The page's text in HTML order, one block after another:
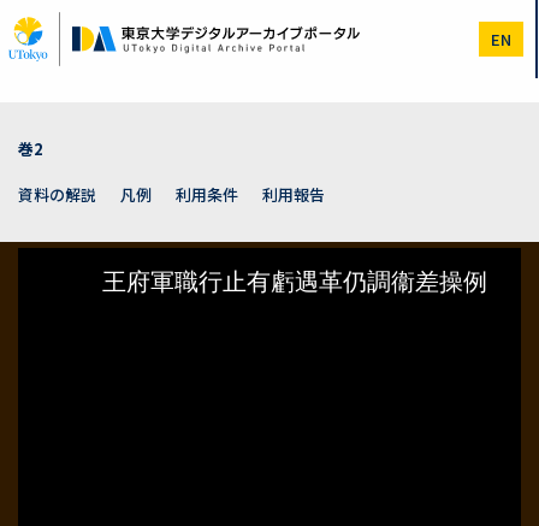
イ
ン
EN
巻2
資料の解説
凡例 利用条件 利用報告